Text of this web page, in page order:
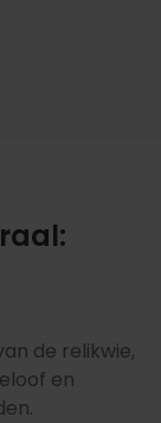
de relikwie,
en